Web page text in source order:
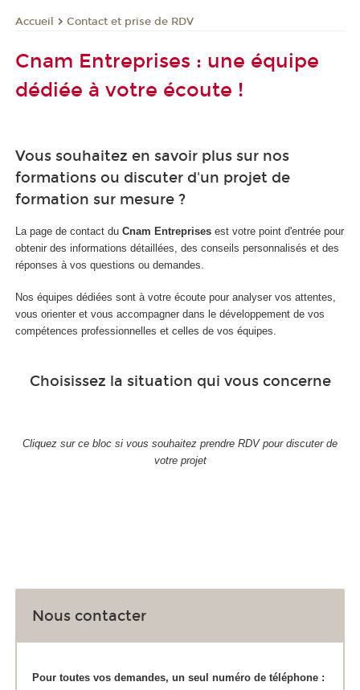
Accueil Contact et prise de RDV
Cnam Entreprises : une équipe
dédiée à votre écoute !
Vous souhaitez en savoir plus sur nos
formations ou discuter d'un projet de
formation sur mesure ?
La page de contact du Cnam Entreprises est votre point d'entrée pour
obtenir des informations détaillées, des conseils personnalisés et des
réponses à vos questions ou demandes.
Nos équipes dédiées sont à votre écoute pour analyser vos attentes,
vous orienter et vous accompagner dans le développement de vos
compétences professionnelles et celles de vos équipes.
Choisissez la situation qui vous concerne
Cliquez sur ce bloc si vous souhaitez prendre RDV pour discuter de
votre projet
Nous contacter
Pour toutes vos demandes, un seul numéro de téléphone :